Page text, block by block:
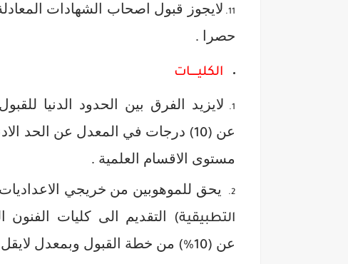
لايجوز قبول اصحاب الشهادات
حصرا .
الكليـــــات
لايزيد الفرق بين الحدود الدنيا
عن (10)
درجات في المعدل عن الحد
مستوى الاقسام العلمية .
يحق للموهوبين من خريجي الاعداديات
التطبيقية)
التقديم الى كليات الفنون
عن (10%) من خطة القبول وبمعدل